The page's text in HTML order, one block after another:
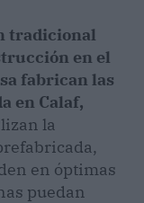
tradicional
en el
fabrican las
en Calaf,
la
en óptimas
puedan